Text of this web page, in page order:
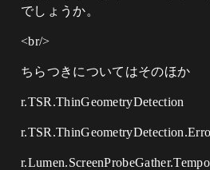
でしょうか。
<br/>
ちらつきについてはそのほか
r.TSR.ThinGeometryDetection